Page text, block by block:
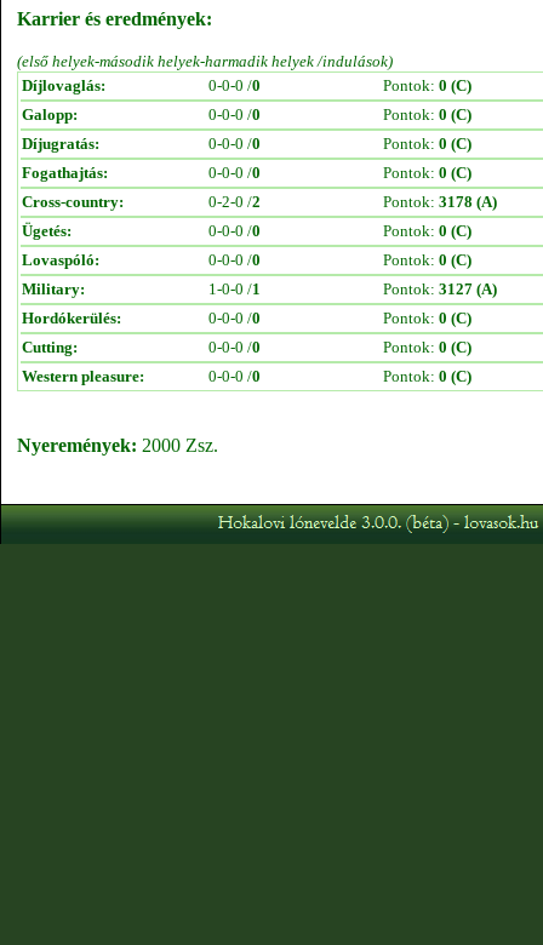
Karrier és eredmények:
(első helyek-második helyek-harmadik helyek /indulások)
Díjlovaglás:
0-0-0 /0 Pontok: 0 (C)
Galopp:
0-0-0 /0 Pontok: 0 (C)
Díjugratás:
0-0-0 /0 Pontok: 0 (C)
Fogathajtás:
0-0-0 /0 Pontok: 0 (C)
Cross-country:
0-2-0 /2 Pontok: 3178 (A)
Ügetés:
0-0-0 /0 Pontok: 0 (C)
Lovaspóló:
0-0-0 /0 Pontok: 0 (C)
Military:
1-0-0 /1 Pontok: 3127 (A)
Hordókerülés:
0-0-0 /0 Pontok: 0 (C)
Cutting:
0-0-0 /0 Pontok: 0 (C)
Western pleasure:
0-0-0 /0 Pontok: 0 (C)
Nyeremények: 2000 Zsz.